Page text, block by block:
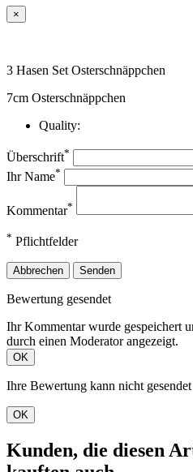
×
3 Hasen Set Osterschnäppchen
7cm Osterschnäppchen
Quality:
Überschrift*
Ihr Name*
Kommentar*
* Pflichtfelder
Abbrechen Senden
Bewertung gesendet
Ihr Kommentar wurde gespeichert
durch einen Moderator angezeigt.
OK
Ihre Bewertung kann nicht
OK
Kunden, die diesen